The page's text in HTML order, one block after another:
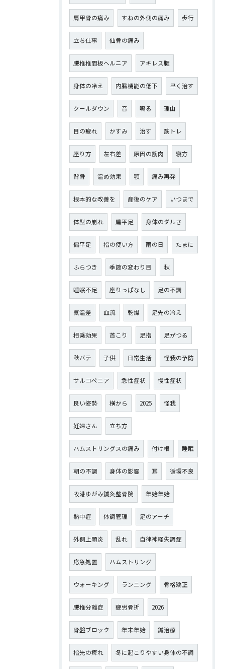
肩甲骨の痛み すねの外側の痛み 歩行
立ち仕事 仙骨の痛み
腰椎椎間板ヘルニア アキレス腱
身体の冷え 内臓機能の低下 早く治す
クールダウン 音 鳴る 理由
目の疲れ かすみ 治す 筋トレ
座り方 左右差 原因の筋肉 寝方
背骨 温め効果 顎 痛み再発
根本的な改善を 産後のケア いつまで
体型の崩れ 扁平足 身体のダルさ
偏平足 指の使い方 雨の日 たまに
ふらつき 季節の変わり目 秋
睡眠不足 座りっぱなし 足の不調
気温差 血流 乾燥 足先の冷え
相乗効果 首こり 足指 足がつる
秋バテ 子供 日常生活 怪我の予防
サルコペニア 急性症状 慢性症状
良い姿勢 横から 2025 怪我
妊婦さん 立ち方
ハムストリングスの痛み 付け根 睡眠
朝の不調 身体の影響 耳 循環不良
牧港ゆがみ鍼灸整骨院 年始年始
熱中症 体調管理 足のアーチ
外側上顆炎 乱れ 自律神経失調症
応急処置 ハムストリング
ウォーキング ランニング 骨格矯正
腰椎分離症 疲労骨折 2026
骨盤ブロック 年末年始 鍼治療
指先の痺れ 冬に起こりやすい身体の不調